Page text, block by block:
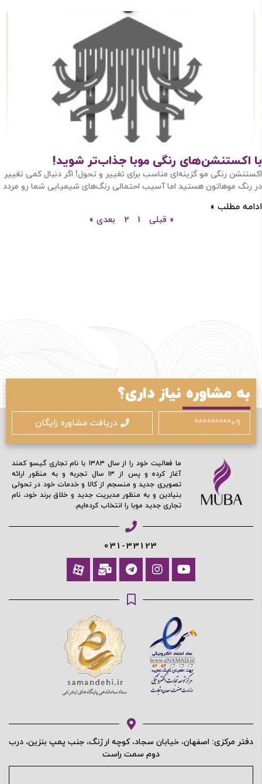
با اکستنشن‌های رنگی موبا جذاب‌تر شوید!
اکستنشن رنگی مو گزینه‌ای مناسب برای تغییر و تحول! اگر دنبال کمی تغییر
در رنگ موهاتون هستید اما آسیب‌ احتمالی رنگ‌‌های شیمیایی شما رو مردد
ادامه مطلب »
« قبلی
1
2 بعدی »
به مشاوره نیاز داری؟
دریافت مشاوره رایگان
ما فعالیت خود را از سال ۱۳۸۳ با نام تجاری گیسو کمند
آغاز کرده و پس از ۱۳ سال تجربه و به منظور ارائه
تصویری جدید و منسجم از کالا و خدمات خود در تحولی
بنیادین و به منظور مدیریت جدید و خلاق برند خود، نام
تجاری جدید موبا را انتخاب کرده‌ایم.
031-33123
دفتر مرکزی: اصفهان، خیابان سجاد، کوچه ارژنگ، جنب پمپ بنزین، درب
دوم سمت راست